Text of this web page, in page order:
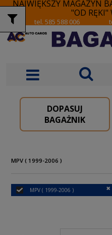
NAJWIĘKSZY MAGAZYN
"OD RĘKI"
tel. 585 588 006
DOPASUJ
BAGAŻNIK
MPV ( 1999-2006 )
MPV ( 1999-2006 )